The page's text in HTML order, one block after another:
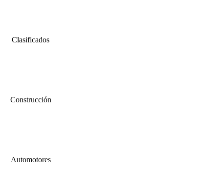
Clasificados
Construcción
Automotores